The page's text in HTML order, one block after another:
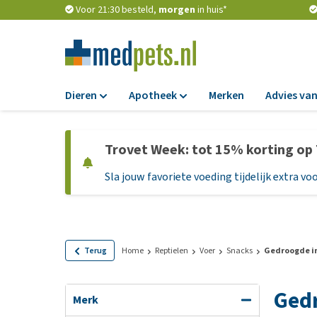
Voor 21:30 besteld, morgen in huis*
Dieren
Hondenbrokken
Natvoer
Graanvrij
Glutenvrij
Apotheek
Vlooien en teken
Ontworming
Probiotica en
Medische
Merken Advies
Trovet Week: tot 15% korting
Sla jouw favoriete voeding tijdelijk extra
Terug Home Reptielen Voer Snacks Gedroogde
Merk